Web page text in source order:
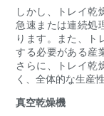
しかし、トレイ乾
急速または連続処
ります。また、ト
する必要がある産
さらに、トレイ乾
く、全体的な生産
真空乾燥機